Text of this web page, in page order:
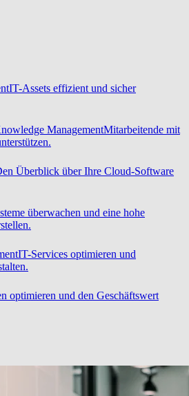
IT-Assets effizient und sicher
ManagementMitarbeitende mit
Überblick über Ihre Cloud-Software
überwachen und eine hohe
IT-Services optimieren und
optimieren und den Geschäftswert